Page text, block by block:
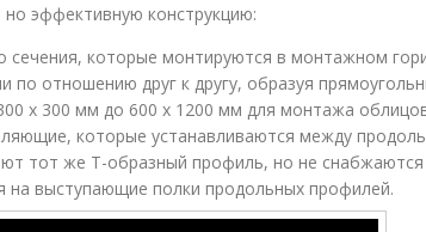
эффективную конструкцию:
которые монтируются в монтажном
по отношению друг к другу, образуя
х 300 мм до 600 х 1200 мм для монтажа
которые устанавливаются между
тот же Т-образный профиль, но не снабжаются
на выступающие полки продольных профилей.